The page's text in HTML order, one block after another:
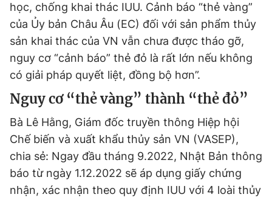
học, chống khai thác IUU. Cảnh báo “thẻ vàng”
của Ủy bản Châu Âu (EC) đối với sản phẩm thủy
sản khai thác của VN vẫn chưa được tháo gỡ,
nguy cơ “cảnh báo” thẻ đỏ là rất lớn nếu không
có giải pháp quyết liệt, đồng bộ hơn”.
Nguy cơ “thẻ vàng” thành “thẻ đỏ”
Bà Lê Hằng, Giám đốc truyền thông Hiệp hội
Chế biến và xuất khẩu thủy sản VN (VASEP),
chia sẻ: Ngay đầu tháng 9.2022, Nhật Bản thông
báo từ ngày 1.12.2022 sẽ áp dụng giấy chứng
nhận, xác nhận theo quy định IUU với 4 loài thủy